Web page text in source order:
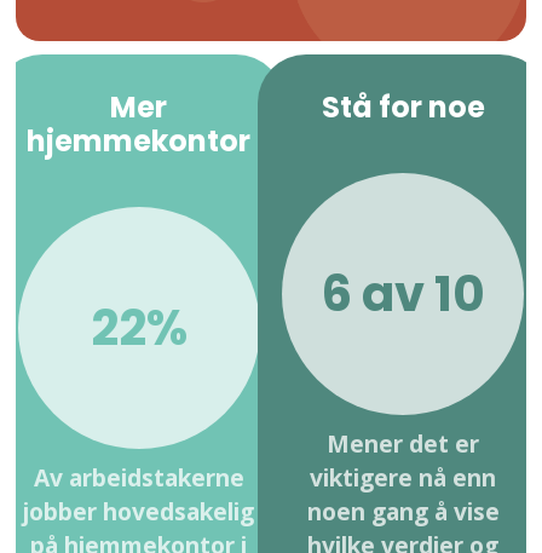
Mer
hjemmekontor
22%
Av arbeidstakerne
jobber hovedsakelig
på hjemmekontor i
Stå for noe
6 av 10
Mener det er
viktigere nå enn
noen gang å vise
hvilke verdier og